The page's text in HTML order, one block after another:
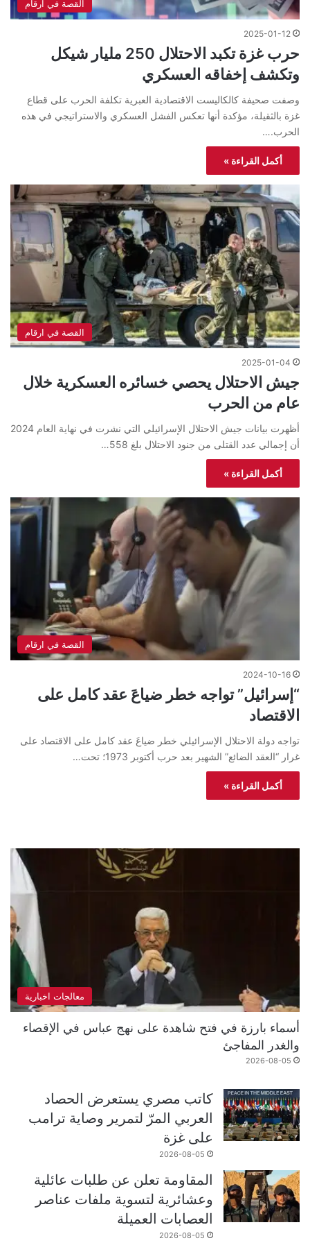
القصة في ارقام
2025-01-12
حرب غزة تكبد الاحتلال 250 مليار شيكل
وتكشف إخفاقه العسكري
وصفت صحيفة كالكاليست الاقتصادية العبرية تكلفة الحرب على قطاع
غزة بالثقيلة، مؤكدة أنها تعكس الفشل العسكري والاستراتيجي في هذه
الحرب.…
أكمل القراءة »
القصة في ارقام
2025-01-04
جيش الاحتلال يحصي خسائره العسكرية خلال
عام من الحرب
أظهرت بيانات جيش الاحتلال الإسرائيلي التي نشرت في نهاية العام 2024
أن إجمالي عدد القتلى من جنود الاحتلال بلغ 558…
أكمل القراءة »
القصة في ارقام
2024-10-16
“إسرائيل” تواجه خطر ضياعَ عقد كامل على
الاقتصاد
تواجه دولة الاحتلال الإسرائيلي خطر ضياعَ عقد كامل على الاقتصاد على
غرار “العقد الضائع” الشهير بعد حرب أكتوبر 1973؛ تحت…
أكمل القراءة »
معالجات اخبارية
أسماء بارزة في فتح شاهدة على نهج عباس في الإقصاء
والغدر المفاجئ
2026-08-05
كاتب مصري يستعرض الحصاد
العربي المرّ لتمرير وصاية ترامب
على غزة
2026-08-05
المقاومة تعلن عن طلبات عائلية
وعشائرية لتسوية ملفات عناصر
العصابات العميلة
2026-08-05